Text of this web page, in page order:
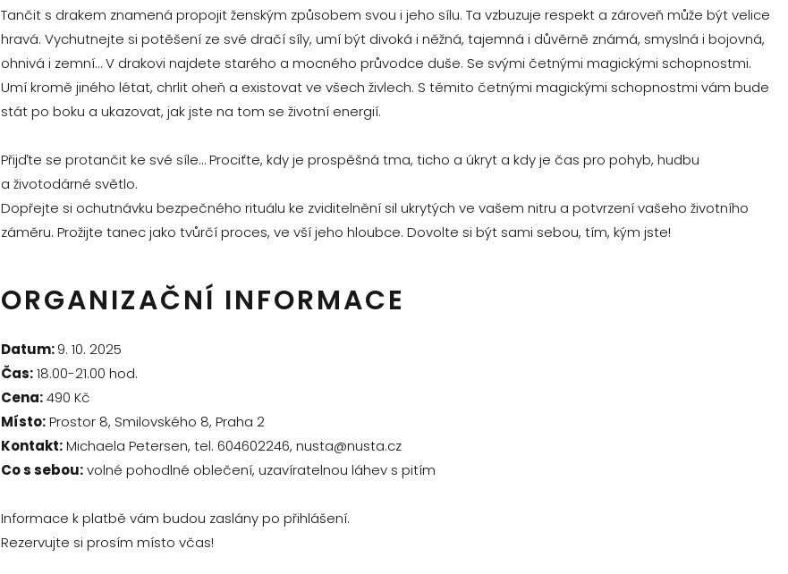
Tančit s drakem znamená propojit ženským způsobem svou i jeho sílu. Ta vzbuzuje respekt a zároveň může být velice
hravá. Vychutnejte si potěšení ze své dračí síly, umí být divoká i něžná, tajemná i důvěrně známá, smyslná i bojovná,
ohnivá i zemní… V drakovi najdete starého a mocného průvodce duše. Se svými četnými magickými schopnostmi.
Umí kromě jiného létat, chrlit oheň a existovat ve všech živlech. S těmito četnými magickými schopnostmi vám bude
stát po boku a ukazovat, jak jste na tom se životní energií.
Přijďte se protančit ke své síle… Prociťte, kdy je prospěšná tma, ticho a úkryt a kdy je čas pro pohyb, hudbu
a životodárné světlo.
Dopřejte si ochutnávku bezpečného rituálu ke zviditelnění sil ukrytých ve vašem nitru a potvrzení vašeho životního
záměru. Prožijte tanec jako tvůrčí proces, ve vší jeho hloubce. Dovolte si být sami sebou, tím, kým jste!
ORGANIZAČNÍ INFORMACE
Datum:9. 10. 2025
Čas:18.00-21.00 hod.
Cena:490 Kč
Místo:Prostor 8, Smilovského 8, Praha 2
Kontakt:Michaela Petersen, tel. 604602246, nusta@nusta.cz
Co s sebou:volné pohodlné oblečení, uzavíratelnou láhev s pitím
Informace k platbě vám budou zaslány po přihlášení.
Rezervujte si prosím místo včas!